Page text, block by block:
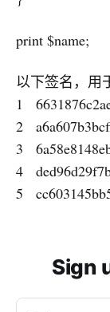
print $name;
以下签名，用
1
2
3
4
5
Sign